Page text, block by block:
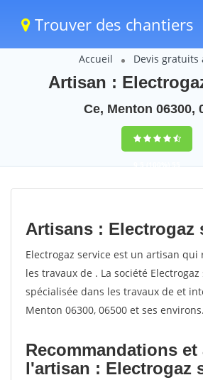
Trouver des chantiers
Accueil Devis gratuits
Artisan :
Ce, Menton 06300,
9,5(100%)55
votes
Artisans : Electrogaz
Electrogaz service est un artisan qui
les travaux de . La société
spécialisée dans les travaux de et
Menton 06300, 06500 et ses environs.
Recommandations
l'artisan : Electrogaz